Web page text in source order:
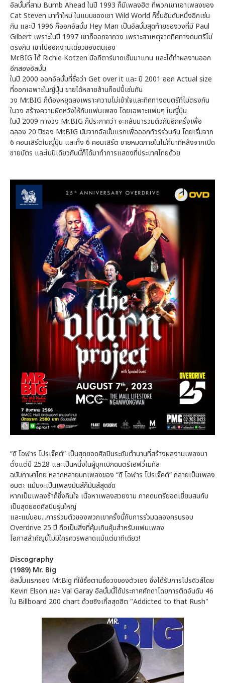
อัลบั้มที่สาม Bumb Ahead ในปี 1993 ก็มีเพลงฮิต ที่พวกเขาเอาเพลงของ
Cat Steven มาทำใหม่ ในแบบของเขา Wild World ก็ขึ้นอันดับหนึ่งอีกเช่น
กัน และปี 1996 ก็ออกอัลบั้ม Hey Man เป็นอัลบั้มสุดท้ายของวงที่มี Paul
Gilbert เพราะในปี 1997 เขาก็ออกจากวง เพราะสาเหตุจากทิศทางดนตรีไม่
ตรงกัน เขาไปออกงานเดี่ยวของตนเอง
Mr.BIG ได้ Richie Kotzen มือกีตาร์มาดเข้มมาแทน และได้ทำผลงานออก
อีกสองอัลบั้ม
ในปี 2000 ออกอัลบั้มที่ชื่อว่า Get over it และ ปี 2001 ออก Actual size
ที่ออกเฉพาะในญี่ปุ่น ขายได้หลายล้านก็อปปี้เช่นกัน
วง Mr.BIG ก็ต้องหยุดลงเพราะความไม่เข้าใจและทิศทางดนตรีที่ไม่ตรงกัน
ในวง สร้างความผิดหวังให้กับแฟนเพลง โดยเฉพาะแฟนๆ ในญี่ปุ่น
ในปี 2009 ทางวง Mr.BIG ก็ประกาศว่า จะกลับมารวมตัวกันอีกครั้งเพื่อ
ฉลอง 20 ปีของ Mr.BIG นับจากอัลบั้มแรกเพื่อออกทัวร์ร่วมกัน โดยเริ่มจาก
6 คอนเสิร์ตในญี่ปุ่น และทั้ง 6 คอนเสิร์ต ขายหมดภายในไม่กี่นาทีหลังจากเปิด
ขายบัตร และในปีเดียวกันนี้ก็ได้มาทำการแสดงที่ประเทศไทยด้วย
“ดิ โอฬาร โปรเจ็คต์” เป็นสุดยอดศิลปินระดับตำนานที่สร้างผลงานเพลงมา
ตั้งแต่ปี 2528 และเป็นหนึ่งในผู้บุกเบิกดนตรีเฮฟวี่เมทัล
ฉบับภาษาไทย หลากหลายบทเพลงของ “ดิ โอฬาร โปรเจ็คต์” กลายเป็นเพลง
อมตะ แม้นจะเป็นเพลงมันส์ก็มันส์สุดขีด
หากเป็นเพลงช้าก็ซึ้งกินใจ เนื้อหาเพลงสวยงาม ภาคดนตรียอดเยี่ยมสมกับ
เป็นสุดยอดศิลปินรุ่นใหญ่
และแน่นอน...การร่วมตัวของพวกเขาครั้งนี้กับการร่วมฉลองครบรอบ
Overdrive 25 ปี ถือเป็นสิ่งที่คุ้มเกินคุ้มสำหรับแฟนเพลง
โอกาสสำคัญนี้ไม่มีใครควรพลาดแม้แต่นาทีเดียว!
Discography
(1989) Mr. Big
อัลบั้มแรกของ Mr.Big ที่ใช้ชื่อตามชื่อวงของตัวเอง ซึ่งได้รับการโปรดิวส์โดย
Kevin Elson และ Val Garay อัลบั้มนี้ได้ประกาศศักดาโดยการติดอันดับ 46
ใน Billboard 200 chart ด้วยซิงเกิ้ลสุดฮิต "Addicted to that Rush"